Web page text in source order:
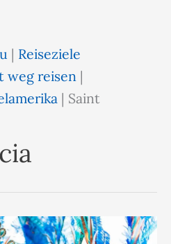
| Reiseziele
weg reisen |
| Saint